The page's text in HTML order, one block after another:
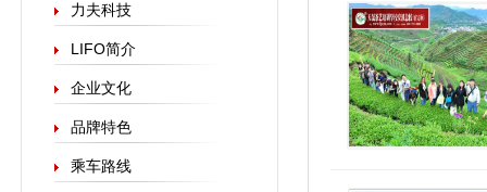
力夫科技
LIFO简介
企业文化
品牌特色
乘车路线